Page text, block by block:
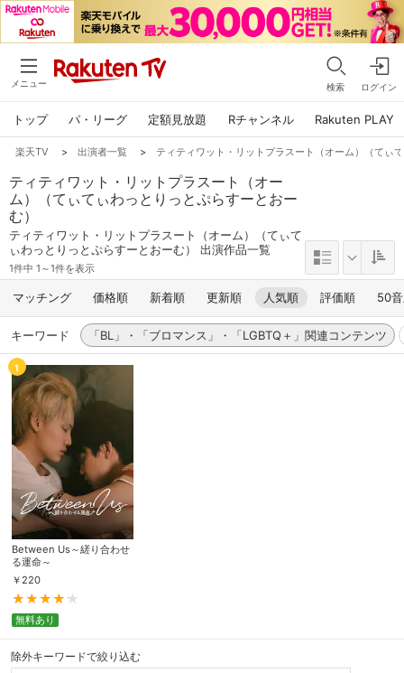
メニュー 検索 ログイン
トップ パ・リーグ 定額見放題 Rチャンネル Rakuten PLAY
楽天TV > 出演者一覧 > ティティワット・リットプラスート（オーム）（てぃ
ティティワット・リットプラスート（オー
ム）（てぃてぃわっとりっとぷらすーとおー
む）
ティティワット・リットプラスート（オーム）（てぃて
ぃわっとりっとぷらすーとおーむ） 出演作品一覧
1件中 1～1件を表示
マッチング 価格順 新着順 更新順 人気順 評価順 50
キーワード 「BL」・「ブロマンス」・「LGBTQ＋」関連コンテンツ
1
Between Us～縒り合わせ
る運命～
￥ 220
無料あり
除外キーワードで絞り込む